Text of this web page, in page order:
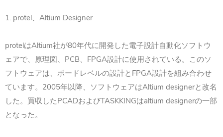
1. protel、 Altium Designer
protelはAltium社が80年代に開発した電子設計自動化ソフトウ
ェアで、原理図、 PCB、 FPGA設計に使用されている。このソ
フトウェアは、ボードレベルの設計と FPGA設計を組み合わせ
ています。 2005年以降、ソフトウェアはAltium designerと改名
した。買収したPCADおよびTASKKINGはaltium designerの一部
となった。